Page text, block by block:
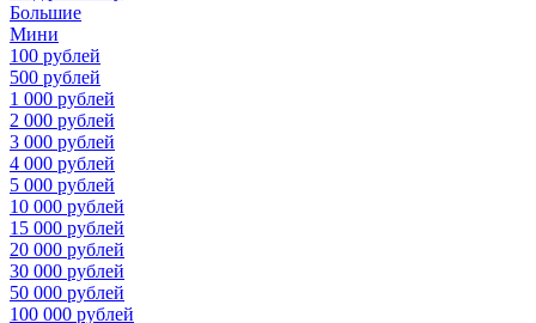
Большие
Мини
100 рублей
500 рублей
1 000 рублей
2 000 рублей
3 000 рублей
4 000 рублей
5 000 рублей
10 000 рублей
15 000 рублей
20 000 рублей
30 000 рублей
50 000 рублей
100 000 рублей